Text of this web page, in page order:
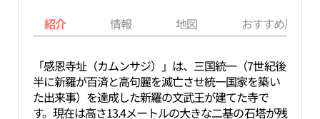
紹介 情報 地図 おすすめ周辺
「感恩寺址（カムンサジ）」は、三国統一（7世紀後
半に新羅が百済と高句麗を滅亡させ統一国家を築い
た出来事）を達成した新羅の文武王が建てた寺で
す。現在は高さ13.4メートルの大きな二基の石塔が残